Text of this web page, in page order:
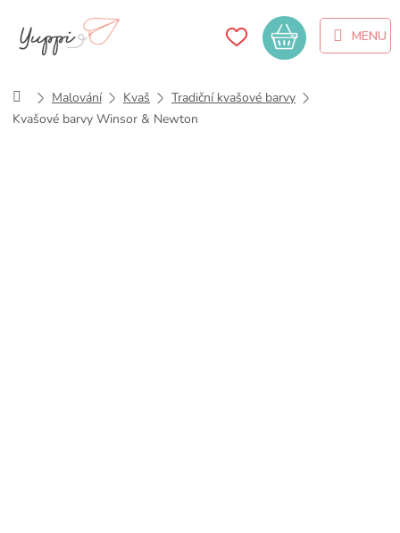
obsah
Nákupní
košík
DomůMalování Kvaš
Tradiční kvašové barvy
Kvašové barvy Winsor & Newton